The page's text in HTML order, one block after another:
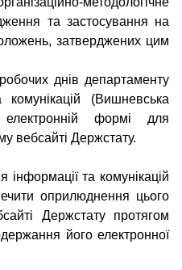
та застосування на
затверджених цим
днів департаменту
(Вишневська
формі для
вебсайті Держстату.
та комунікацій
оприлюднення цього
Держстату протягом
його електронної